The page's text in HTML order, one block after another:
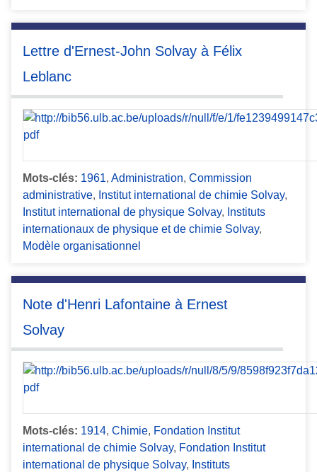
Lettre d'Ernest-John Solvay à Félix
Leblanc
Mots-clés: 1961, Administration, Commission
administrative, Institut international de chimie Solvay,
Institut international de physique Solvay, Instituts
internationaux de physique et de chimie Solvay,
Modèle organisationnel
Note d'Henri Lafontaine à Ernest
Solvay
Mots-clés: 1914, Chimie, Fondation Institut
international de chimie Solvay, Fondation Institut
international de physique Solvay, Instituts